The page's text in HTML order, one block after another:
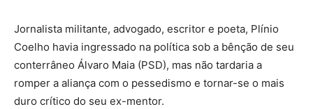
Jornalista militante, advogado, escritor e poeta, Plínio
Coelho havia ingressado na política sob a bênção de seu
conterrâneo Álvaro Maia (PSD), mas não tardaria a
romper a aliança com o pessedismo e tornar-se o mais
duro crítico do seu ex-mentor.